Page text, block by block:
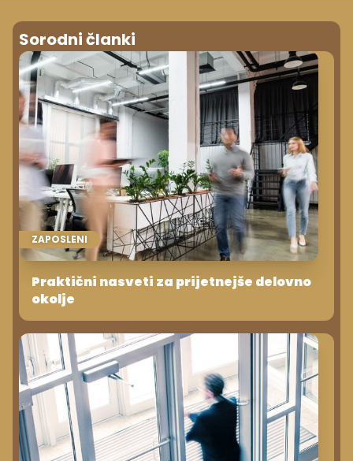
Sorodni članki
ZAPOSLENI
Praktični nasveti za prijetnejše delovno
okolje